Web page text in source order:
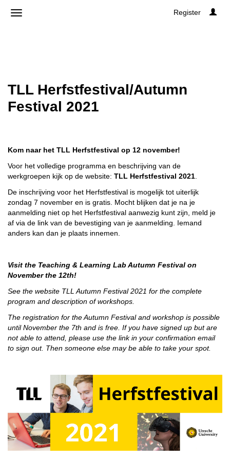
Register
TLL Herfstfestival/Autumn
Festival 2021
Kom naar het TLL Herfstfestival op 12 november!
Voor het volledige programma en beschrijving van de
werkgroepen kijk op de website: TLL Herfstfestival 2021
De inschrijving voor het Herfstfestival is mogelijk tot uiterlijk
zondag 7 november en is gratis. Mocht blijken dat je na je
aanmelding niet op het Herfstfestival aanwezig kunt zijn, meld je
af via de link van de bevestiging van je aanmelding. Iemand
anders kan dan je plaats innemen.
Visit the Teaching & Learning Lab Autumn Festival on
November the 12th!
See the website TLL Autumn Festival 2021 for the complete
program and description of workshops.
The registration for the Autumn Festival and workshop is possible
until November the 7th and is free. If you have signed up but are
not able to attend, please use the link in your confirmation email
to sign out. Then someone else may be able to take your spot.